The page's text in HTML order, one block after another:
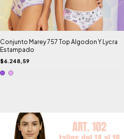
Conjunto Marey 757 Top Algodon Y Lycra
Estampado
$6.248,59